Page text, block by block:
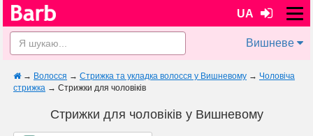
UA
Вишневе
→ Волосся → Стрижка та укладка волосся у Вишневому → Чоловіча
стрижка → Стрижки для чоловіків
Стрижки для чоловіків у Вишневому